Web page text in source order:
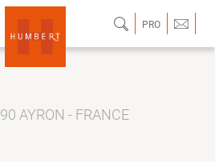
PRO
AYRON - FRANCE